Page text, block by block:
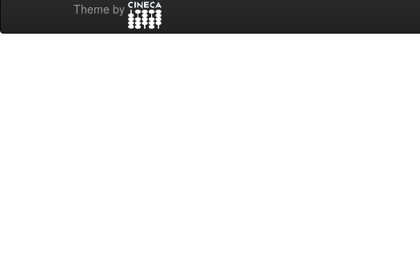
Theme by